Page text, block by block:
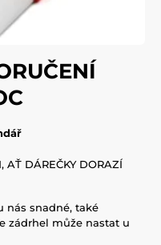
AŤ DÁREČKY DORAZÍ
nás snadné, také
zádrhel může nastat u